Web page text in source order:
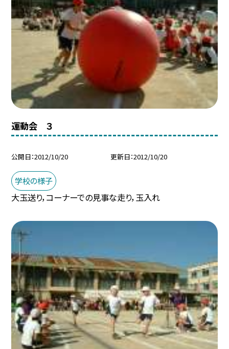
運動会 ３
公開日 2012/10/20 更新日 2012/10/20
学校の様子
大玉送り，コーナーでの見事な走り，玉入れ